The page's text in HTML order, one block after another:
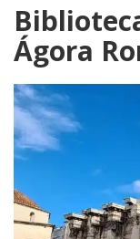
Ágora